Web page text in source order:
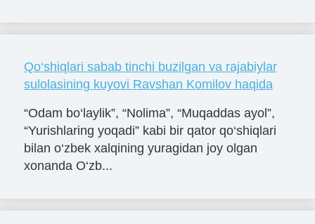
Qo‘shiqlari sabab tinchi buzilgan va rajabiylar
sulolasining kuyovi Ravshan Komilov haqida
“Odam bo‘laylik”, “Nolima”, “Muqaddas ayol”,
“Yurishlaring yoqadi” kabi bir qator qo‘shiqlari
bilan o‘zbek xalqining yuragidan joy olgan
xonanda O‘zb...